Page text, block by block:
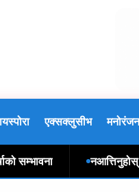
एक्सक्लुसीभ मनोरंजन
नआत्तिनुहोस्,